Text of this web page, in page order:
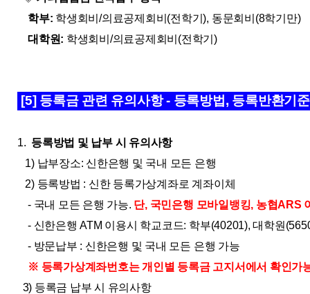
학부: 학생회비/의료공제회비(전학기), 동문회비(8학기만)
대학원: 학생회비/의료공제회비(전학기)
[5] 등록금 관련 유의사항 - 등록방법, 등록반환기
1. 등록방법 및 납부 시 유의사항
1) 납부장소: 신한은행 및 국내 모든 은행
2) 등록방법 : 신한 등록가상계좌로 계좌이체
- 국내 모든 은행 가능. 단, 국민은행 모바일뱅킹, 농협ARS
- 신한은행 ATM 이용시 학교코드: 학부(40201), 대학원
- 방문납부 : 신한은행 및 국내 모든 은행 가능
※ 등록가상계좌번호는 개인별 등록금 고지서에서 확인가
3) 등록금 납부 시 유의사항